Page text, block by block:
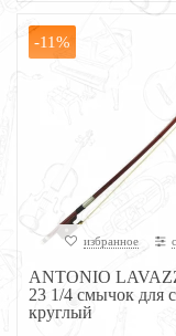
-11%
избранное
ANTONIO
23 1/4 смычок для
круглый